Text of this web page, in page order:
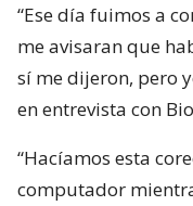
“Ese día fuimos a
me avisaran que
sí me dijeron, pero
en entrevista con
“Hacíamos esta
computador